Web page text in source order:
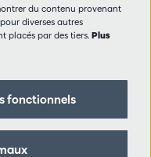
du contenu provenant
diverses autres
placés par des tiers.Plus
fonctionnels